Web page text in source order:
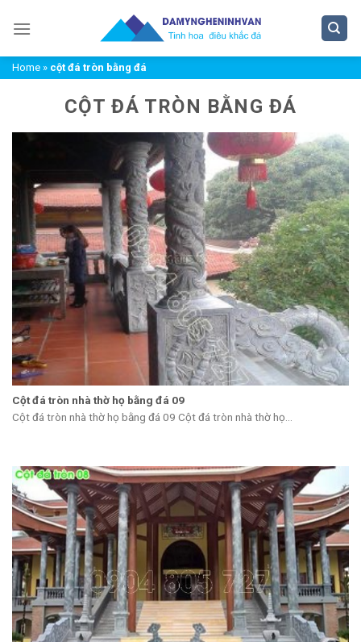
đến
dungHome » cột đá tròn bằng đá
CỘT ĐÁ TRÒN BẰNG ĐÁ
Cột đá tròn nhà thờ họ bằng đá 09
Cột đá tròn nhà thờ họ bằng đá 09 Cột đá tròn nhà thờ họ...